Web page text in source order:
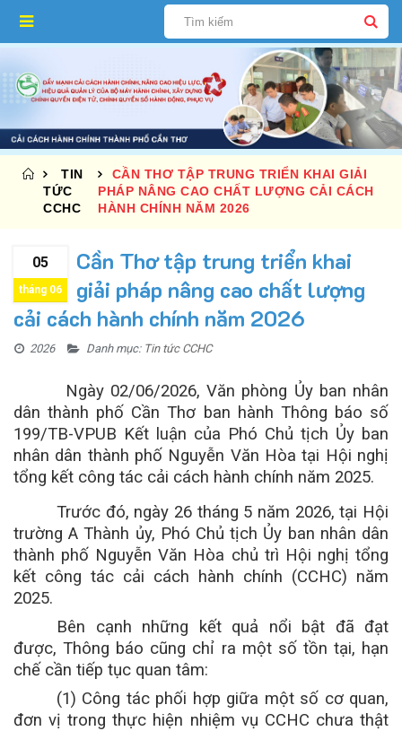
TIN
TỨC
CCHC
CẦN THƠ TẬP TRUNG TRIỂN KHAI GIẢI
PHÁP NÂNG CAO CHẤT LƯỢNG CẢI CÁCH
HÀNH CHÍNH NĂM 2026
05
tháng 06
Cần Thơ tập trung triển khai
giải pháp nâng cao chất lượng
cải cách hành chính năm 2026
2026 Danh mục: Tin tức CCHC
Ngày 02/06/2026, Văn phòng Ủy ban nhân
dân thành phố Cần Thơ ban hành Thông báo số
199/TB-VPUB Kết luận của Phó Chủ tịch Ủy ban
nhân dân thành phố Nguyễn Văn Hòa tại Hội nghị
tổng kết công tác cải cách hành chính năm 2025.
Trước đó, ngày 26 tháng 5 năm 2026, tại Hội
trường A Thành ủy, Phó Chủ tịch Ủy ban nhân dân
thành phố Nguyễn Văn Hòa chủ trì Hội nghị tổng
kết công tác cải cách hành chính (CCHC) năm
2025.
Bên cạnh những kết quả nổi bật đã đạt
được, Thông báo cũng chỉ ra một số tồn tại, hạn
chế cần tiếp tục quan tâm:
(1) Công tác phối hợp giữa một số cơ quan,
đơn vị trong thực hiện nhiệm vụ CCHC chưa thật